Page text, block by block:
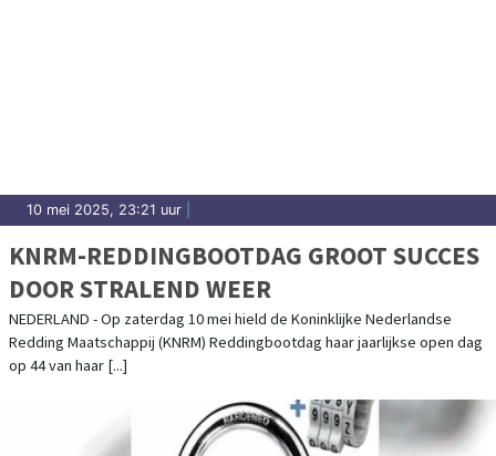
10 mei 2025, 23:21 uur
KNRM-REDDINGBOOTDAG GROOT SUCCES
DOOR STRALEND WEER
NEDERLAND - Op zaterdag 10 mei hield de Koninklijke Nederlandse
Redding Maatschappij (KNRM) Reddingbootdag haar jaarlijkse open dag
op 44 van haar [...]